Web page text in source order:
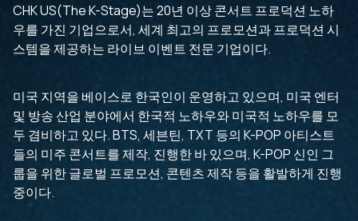
CHK US(The K-Stage)는 20년 이상 콘서트 프로덕션 노하
우를 가진 기업으로서, 세계 최고의 프로모션과 프로덕션 시
스템을 제공하는 라이브 이벤트 전문 기업이다.
미국 지역을 베이스로 한국인이 운영하고 있으며, 미국 엔터
및 방송 산업 분야에서 한국적 노하우와 미국적 노하우를 모
두 겸비하고 있다. BTS, 세븐틴, TXT 등의 K-POP 아티스트
들의 미주 콘서트를 제작, 진행한 바 있으며, K-POP 신인 그
룹을 위한 글로벌 프로모션, 콘텐츠 제작 등을 활발하게 진행
중이다.